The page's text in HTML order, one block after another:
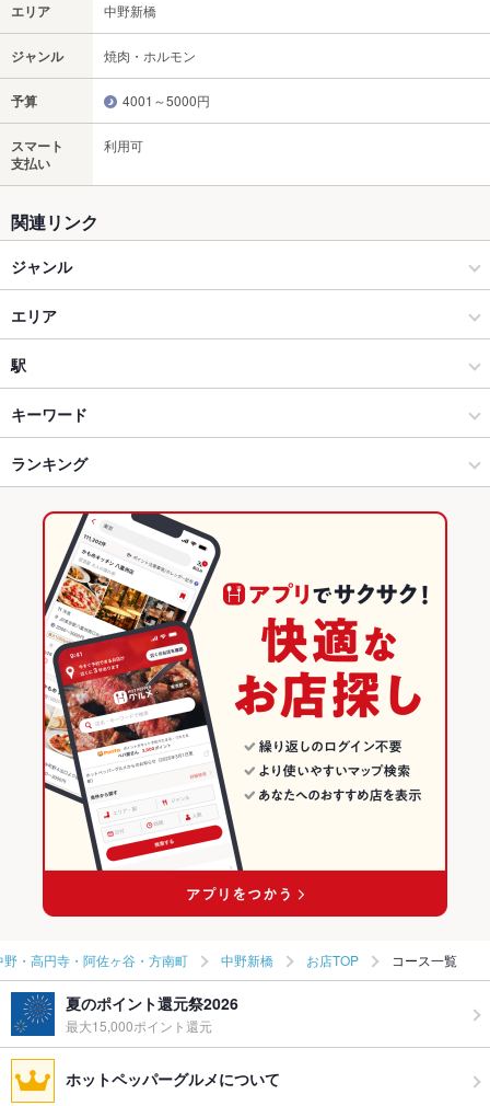
エリア 中野新橋
ジャンル 焼肉・ホルモン
予算 4001～5000円
スマート
支払い
利用可
関連リンク
ジャンル
焼肉・ホルモン
焼肉
中野・高円寺・阿佐ヶ谷・方南町 × 焼肉・ホルモン
中野・高円寺・阿佐ヶ谷・方南町 × 焼肉
中野新橋駅 × 焼肉・ホルモン
中野新橋駅 × 焼肉
エリア
中野新橋
中野新橋 × 焼肉・ホルモン
中野新橋 × 焼肉
東京 × 焼肉・ホルモン
東京 × 焼肉
駅
中野新橋駅
キーワード
エビ料理
ランキング
東京のグルメランキング
東京の焼肉・ホルモンランキング
中野・高円寺・阿佐ヶ谷・方南町のグルメランキング
中野・高円寺・阿佐ヶ谷・方南町の焼肉・ホルモンランキング
中野新橋のグルメランキング
中野新橋の焼肉・ホルモンランキング
野・高円寺・阿佐ヶ谷・方南町 中野新橋 お店TOP コース一覧
夏のポイント還元祭2026
最大15,000ポイント還元
ホットペッパーグルメについて